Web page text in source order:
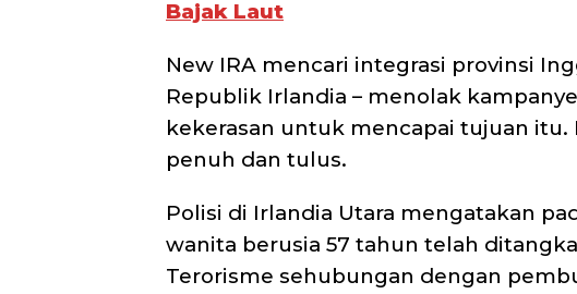
Bajak Laut
New IRA mencari integrasi provinsi
Republik Irlandia – menolak
kekerasan untuk mencapai tujuan
penuh dan tulus.
Polisi di Irlandia Utara mengatakan
wanita berusia 57 tahun telah
Terorisme sehubungan dengan